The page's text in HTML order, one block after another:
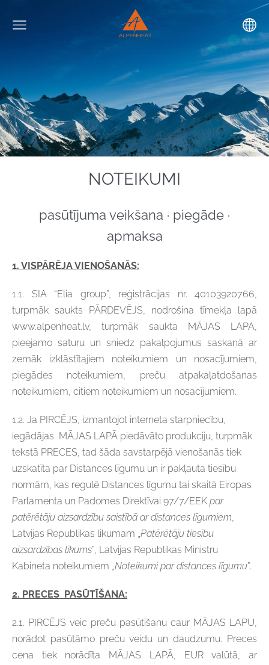
NOTEIKUMI
pasūtījuma veikšana ∙ piegāde ∙
apmaksa
1. VISPĀRĒJA VIENOŠANĀS:
1.1. SIA “Elia group”, reģistrācijas nr. 40103920766,
turpmāk saukts PĀRDEVĒJS, nodrošina tīmekļa lapā
www.alpenheat.lv, turpmāk saukta MĀJAS LAPA,
pieejamo saturu un sniedz pakalpojumus saskaņā ar
zemāk izklāstītajiem noteikumiem un nosacījumiem,
piegādes noteikumiem, preču atpakaļatdošanas
noteikumiem, citiem noteikumiem un nosacījumiem.
1.2. Ja PIRCĒJS, izmantojot interneta starpniecību,
iegādājas MĀJAS LAPĀ piedāvāto produkciju, turpmāk
tekstā PRECES, tad šāda savstarpējā vienošanās tiek
uzskatīta par Distances līgumu un ir pakļauta tiesību
normām, kas regulē Distances līgumu tai skaitā Eiropas
Parlamenta un Padomes Direktīvai 97/7/EEK par
patērētāju aizsardzību saistībā ar distances līgumiem,
Latvijas Republikas likumam „Patērētāju tiesību
aizsardzības likums”, Latvijas Republikas Ministru
Kabineta noteikumiem „Noteikumi par distances līgumu”.
2. PRECES PASŪTĪŠANA:
2.1. PIRCĒJS veic preču pasūtīšanu caur MĀJAS LAPU,
norādot pasūtāmo preču veidu un daudzumu. Preces
cena tiek norādīta MĀJAS LAPĀ, EUR valūtā, ar